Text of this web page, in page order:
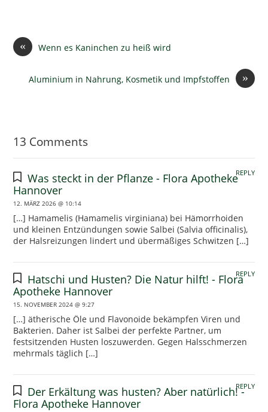
« Wenn es Kaninchen zu heiß wird
»
Aluminium in Nahrung, Kosmetik und Impfstoffen
13 Comments
Was steckt in der Pflanze - Flora Apotheke
Hannover
12. MÄRZ 2026 @ 10:14
[…] Hamamelis (Hamamelis virginiana) bei Hämorrhoiden
und kleinen Entzündungen sowie Salbei (Salvia officinalis),
der Halsreizungen lindert und übermäßiges Schwitzen […]
REPLY
Hatschi und Husten? Die Natur hilft! - Flora
Apotheke Hannover
15. NOVEMBER 2024 @ 9:27
[…] ätherische Öle und Flavonoide bekämpfen Viren und
Bakterien. Daher ist Salbei der perfekte Partner, um
festsitzenden Husten loszuwerden. Gegen Halsschmerzen
mehrmals täglich […]
REPLY
Der Erkältung was husten? Aber natürlich! -
Flora Apotheke Hannover
REPLY